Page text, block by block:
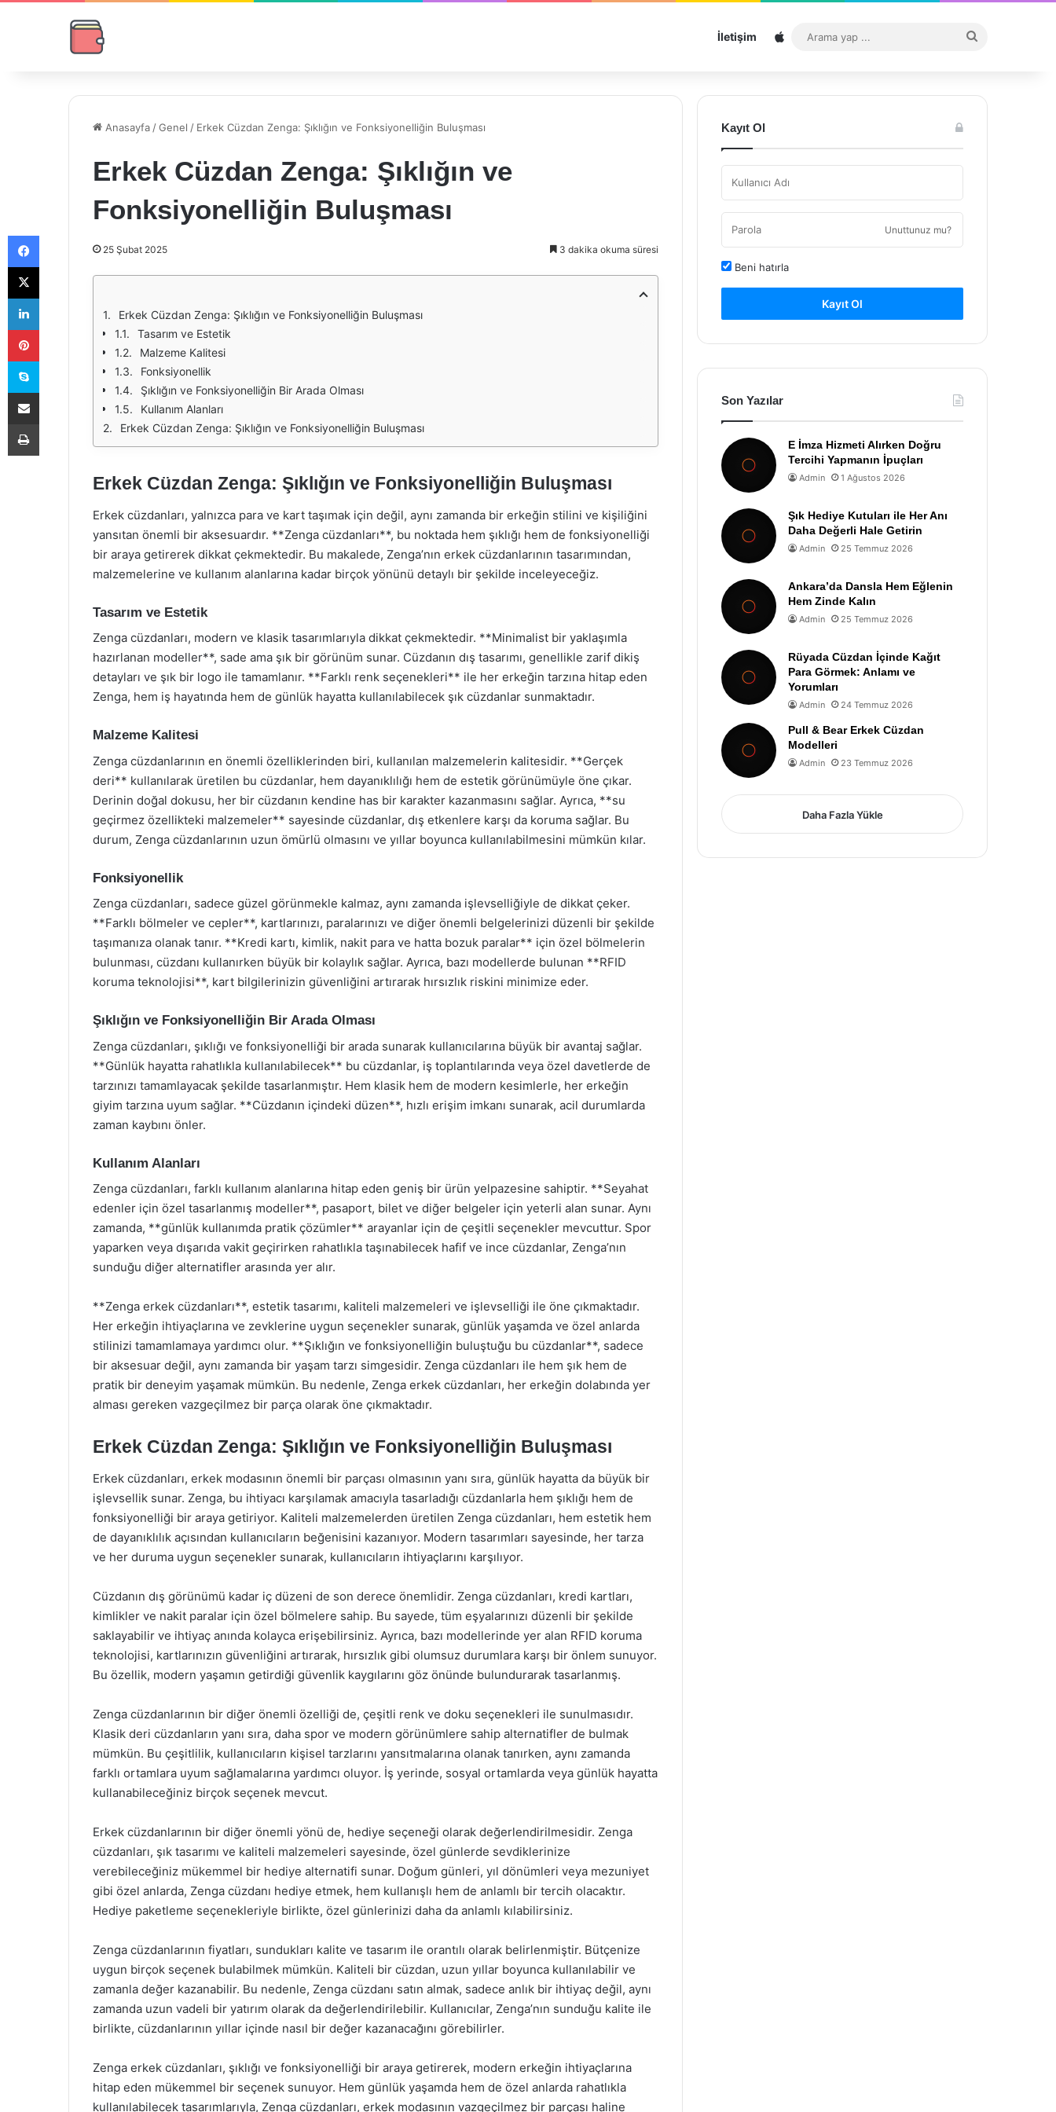
İletişim Sitemap
...
Anasayfa /Genel / Erkek Cüzdan Zenga: Şıklığın ve Fonksiyonelliğin Buluşması
Erkek Cüzdan Zenga: Şıklığın ve
Fonksiyonelliğin Buluşması
25 Şubat 2025 3 dakika okuma süresi
Erkek Cüzdan Zenga: Şıklığın ve Fonksiyonelliğin Buluşması
Tasarım ve Estetik
Malzeme Kalitesi
Fonksiyonellik
Şıklığın ve Fonksiyonelliğin Bir Arada Olması
Kullanım Alanları
Erkek Cüzdan Zenga: Şıklığın ve Fonksiyonelliğin Buluşması
Erkek Cüzdan Zenga: Şıklığın ve Fonksiyonelliğin Buluşması
Erkek cüzdanları, yalnızca para ve kart taşımak için değil, aynı zamanda bir erkeğin stilini ve kişiliğini
yansıtan önemli bir aksesuardır. **Zenga cüzdanları**, bu noktada hem şıklığı hem de fonksiyonelliği
bir araya getirerek dikkat çekmektedir. Bu makalede, Zenga’nın erkek cüzdanlarının tasarımından,
malzemelerine ve kullanım alanlarına kadar birçok yönünü detaylı bir şekilde inceleyeceğiz.
Tasarım ve Estetik
Zenga cüzdanları, modern ve klasik tasarımlarıyla dikkat çekmektedir. **Minimalist bir yaklaşımla
hazırlanan modeller**, sade ama şık bir görünüm sunar. Cüzdanın dış tasarımı, genellikle zarif dikiş
detayları ve şık bir logo ile tamamlanır. **Farklı renk seçenekleri** ile her erkeğin tarzına hitap eden
Zenga, hem iş hayatında hem de günlük hayatta kullanılabilecek şık cüzdanlar sunmaktadır.
Malzeme Kalitesi
Zenga cüzdanlarının en önemli özelliklerinden biri, kullanılan malzemelerin kalitesidir. **Gerçek
deri** kullanılarak üretilen bu cüzdanlar, hem dayanıklılığı hem de estetik görünümüyle öne çıkar.
Derinin doğal dokusu, her bir cüzdanın kendine has bir karakter kazanmasını sağlar. Ayrıca, **su
geçirmez özellikteki malzemeler** sayesinde cüzdanlar, dış etkenlere karşı da koruma sağlar. Bu
durum, Zenga cüzdanlarının uzun ömürlü olmasını ve yıllar boyunca kullanılabilmesini mümkün kılar.
Fonksiyonellik
Zenga cüzdanları, sadece güzel görünmekle kalmaz, aynı zamanda işlevselliğiyle de dikkat çeker.
**Farklı bölmeler ve cepler**, kartlarınızı, paralarınızı ve diğer önemli belgelerinizi düzenli bir şekilde
taşımanıza olanak tanır. **Kredi kartı, kimlik, nakit para ve hatta bozuk paralar** için özel bölmelerin
bulunması, cüzdanı kullanırken büyük bir kolaylık sağlar. Ayrıca, bazı modellerde bulunan **RFID
koruma teknolojisi**, kart bilgilerinizin güvenliğini artırarak hırsızlık riskini minimize eder.
Şıklığın ve Fonksiyonelliğin Bir Arada Olması
Zenga cüzdanları, şıklığı ve fonksiyonelliği bir arada sunarak kullanıcılarına büyük bir avantaj sağlar.
**Günlük hayatta rahatlıkla kullanılabilecek** bu cüzdanlar, iş toplantılarında veya özel davetlerde de
tarzınızı tamamlayacak şekilde tasarlanmıştır. Hem klasik hem de modern kesimlerle, her erkeğin
giyim tarzına uyum sağlar. **Cüzdanın içindeki düzen**, hızlı erişim imkanı sunarak, acil durumlarda
zaman kaybını önler.
Kullanım Alanları
Zenga cüzdanları, farklı kullanım alanlarına hitap eden geniş bir ürün yelpazesine sahiptir. **Seyahat
edenler için özel tasarlanmış modeller**, pasaport, bilet ve diğer belgeler için yeterli alan sunar. Aynı
zamanda, **günlük kullanımda pratik çözümler** arayanlar için de çeşitli seçenekler mevcuttur. Spor
yaparken veya dışarıda vakit geçirirken rahatlıkla taşınabilecek hafif ve ince cüzdanlar, Zenga’nın
sunduğu diğer alternatifler arasında yer alır.
**Zenga erkek cüzdanları**, estetik tasarımı, kaliteli malzemeleri ve işlevselliği ile öne çıkmaktadır.
Her erkeğin ihtiyaçlarına ve zevklerine uygun seçenekler sunarak, günlük yaşamda ve özel anlarda
stilinizi tamamlamaya yardımcı olur. **Şıklığın ve fonksiyonelliğin buluştuğu bu cüzdanlar**, sadece
bir aksesuar değil, aynı zamanda bir yaşam tarzı simgesidir. Zenga cüzdanları ile hem şık hem de
pratik bir deneyim yaşamak mümkün. Bu nedenle, Zenga erkek cüzdanları, her erkeğin dolabında yer
alması gereken vazgeçilmez bir parça olarak öne çıkmaktadır.
Erkek Cüzdan Zenga: Şıklığın ve Fonksiyonelliğin Buluşması
Erkek cüzdanları, erkek modasının önemli bir parçası olmasının yanı sıra, günlük hayatta da büyük bir
işlevsellik sunar. Zenga, bu ihtiyacı karşılamak amacıyla tasarladığı cüzdanlarla hem şıklığı hem de
fonksiyonelliği bir araya getiriyor. Kaliteli malzemelerden üretilen Zenga cüzdanları, hem estetik hem
de dayanıklılık açısından kullanıcıların beğenisini kazanıyor. Modern tasarımları sayesinde, her tarza
ve her duruma uygun seçenekler sunarak, kullanıcıların ihtiyaçlarını karşılıyor.
Cüzdanın dış görünümü kadar iç düzeni de son derece önemlidir. Zenga cüzdanları, kredi kartları,
kimlikler ve nakit paralar için özel bölmelere sahip. Bu sayede, tüm eşyalarınızı düzenli bir şekilde
saklayabilir ve ihtiyaç anında kolayca erişebilirsiniz. Ayrıca, bazı modellerinde yer alan RFID koruma
teknolojisi, kartlarınızın güvenliğini artırarak, hırsızlık gibi olumsuz durumlara karşı bir önlem sunuyor.
Bu özellik, modern yaşamın getirdiği güvenlik kaygılarını göz önünde bulundurarak tasarlanmış.
Zenga cüzdanlarının bir diğer önemli özelliği de, çeşitli renk ve doku seçenekleri ile sunulmasıdır.
Klasik deri cüzdanların yanı sıra, daha spor ve modern görünümlere sahip alternatifler de bulmak
mümkün. Bu çeşitlilik, kullanıcıların kişisel tarzlarını yansıtmalarına olanak tanırken, aynı zamanda
farklı ortamlara uyum sağlamalarına yardımcı oluyor. İş yerinde, sosyal ortamlarda veya günlük hayatta
kullanabileceğiniz birçok seçenek mevcut.
Erkek cüzdanlarının bir diğer önemli yönü de, hediye seçeneği olarak değerlendirilmesidir. Zenga
cüzdanları, şık tasarımı ve kaliteli malzemeleri sayesinde, özel günlerde sevdiklerinize
verebileceğiniz mükemmel bir hediye alternatifi sunar. Doğum günleri, yıl dönümleri veya mezuniyet
gibi özel anlarda, Zenga cüzdanı hediye etmek, hem kullanışlı hem de anlamlı bir tercih olacaktır.
Hediye paketleme seçenekleriyle birlikte, özel günlerinizi daha da anlamlı kılabilirsiniz.
Zenga cüzdanlarının fiyatları, sundukları kalite ve tasarım ile orantılı olarak belirlenmiştir. Bütçenize
uygun birçok seçenek bulabilmek mümkün. Kaliteli bir cüzdan, uzun yıllar boyunca kullanılabilir ve
zamanla değer kazanabilir. Bu nedenle, Zenga cüzdanı satın almak, sadece anlık bir ihtiyaç değil, aynı
zamanda uzun vadeli bir yatırım olarak da değerlendirilebilir. Kullanıcılar, Zenga’nın sunduğu kalite ile
birlikte, cüzdanlarının yıllar içinde nasıl bir değer kazanacağını görebilirler.
Zenga erkek cüzdanları, şıklığı ve fonksiyonelliği bir araya getirerek, modern erkeğin ihtiyaçlarına
hitap eden mükemmel bir seçenek sunuyor. Hem günlük yaşamda hem de özel anlarda rahatlıkla
kullanılabilecek tasarımlarıyla, Zenga cüzdanları, erkek modasının vazgeçilmez bir parçası haline
Kayıt Ol
Unuttunuz mu?
Beni hatırla
Kayıt Ol
Son Yazılar
E İmza Hizmeti Alırken Doğru
Tercihi Yapmanın İpuçları
Admin 1 Ağustos 2026
Şık Hediye Kutuları ile Her Anı
Daha Değerli Hale Getirin
Admin 25 Temmuz 2026
Ankara’da Dansla Hem Eğlenin
Hem Zinde Kalın
Admin 25 Temmuz 2026
Rüyada Cüzdan İçinde Kağıt
Para Görmek: Anlamı ve
Yorumları
Admin 24 Temmuz 2026
Pull & Bear Erkek Cüzdan
Modelleri
Admin 23 Temmuz 2026
Daha Fazla Yükle
Facebook
X
LinkedIn
Pinterest
Skype
E-Posta ile paylaş